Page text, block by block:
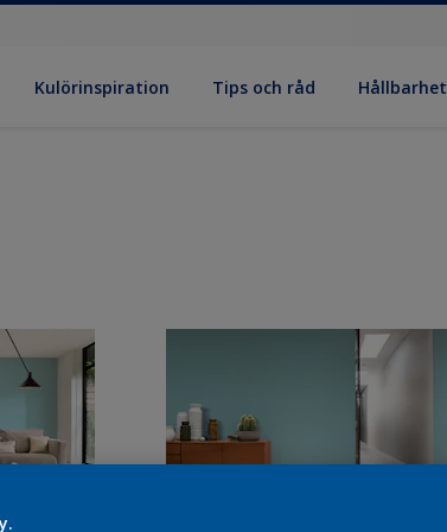
Kulörinspiration Tips och råd Hållbarhet